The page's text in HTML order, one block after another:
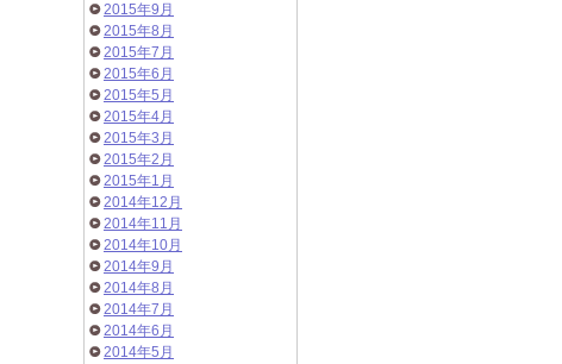
2015年9月
2015年8月
2015年7月
2015年6月
2015年5月
2015年4月
2015年3月
2015年2月
2015年1月
2014年12月
2014年11月
2014年10月
2014年9月
2014年8月
2014年7月
2014年6月
2014年5月